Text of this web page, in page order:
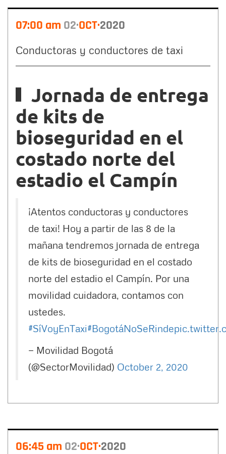
07:00 am 02 OCT 2020
Conductoras y conductores de taxi
Jornada de entrega
de kits de
bioseguridad en el
costado norte del
estadio el Campín
¡Atentos conductoras y conductores
de taxi! Hoy a partir de las 8 de la
mañana tendremos jornada de entrega
de kits de bioseguridad en el costado
norte del estadio el Campín. Por una
movilidad cuidadora, contamos con
ustedes.
#SíVoyEnTaxi#BogotáNoSeRinde
— Movilidad Bogotá
(@SectorMovilidad) October 2, 2020
06:45 am 02 OCT 2020